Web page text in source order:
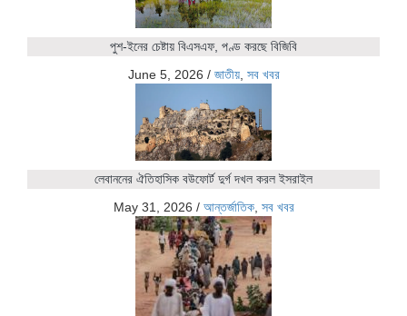
পুশ-ইনের চেষ্টায় বিএসএফ, পণ্ড করছে বিজিবি
June 5, 2026 / জাতীয়, সব খবর
লেবাননের ঐতিহাসিক বউফোর্ট দুর্গ দখল করল ইসরাইল
May 31, 2026 / আন্তর্জাতিক, সব খবর